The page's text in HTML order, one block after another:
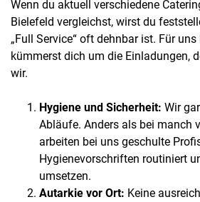
Wenn du aktuell verschiedene
Bielefeld vergleichst, wirst du
„Full Service“ oft dehnbar ist. Für uns
kümmerst dich um die Einladungen,
wir.
Hygiene und Sicherheit: Wir
Abläufe. Anders als bei manch
arbeiten bei uns geschulte
Hygienevorschriften routiniert
umsetzen.
Autarkie vor Ort: Keine